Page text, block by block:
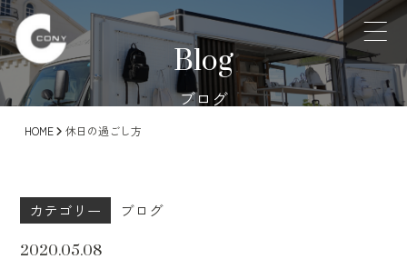
Blog
ブログ
HOME 休日の過ごし方
カテゴリー ブログ
2020.05.08